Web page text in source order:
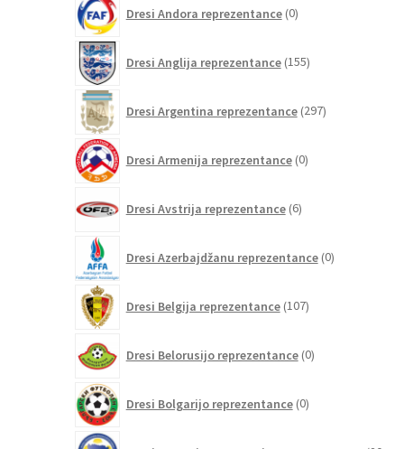
Dresi Andora reprezentance 0izdelkov
Dresi Anglija reprezentance 155izdelkov
Dresi Argentina reprezentance 297izdelkov
Dresi Armenija reprezentance 0izdelkov
Dresi Avstrija reprezentance 6izdelkov
Dresi Azerbajdžanu reprezentance 0izdelkov
Dresi Belgija reprezentance 107izdelkov
Dresi Belorusijo reprezentance 0izdelkov
Dresi Bolgarijo reprezentance 0izdelkov